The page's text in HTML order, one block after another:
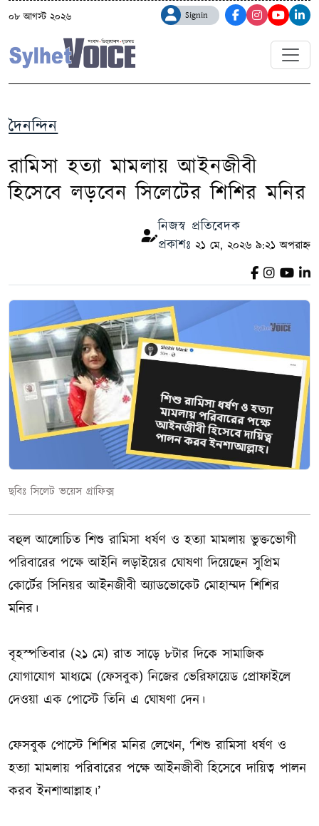
০৮ আগস্ট ২০২৬ Signin
দৈনন্দিন
রামিসা হত্যা মামলায় আইনজীবী
হিসেবে লড়বেন সিলেটের শিশির মনির
নিজস্ব প্রতিবেদক
প্রকাশঃ ২১ মে, ২০২৬ ৯:২১ অপরাহ্ন
ছবিঃ সিলেট ভয়েস গ্রাফিক্স
বহুল আলোচিত শিশু রামিসা ধর্ষণ ও হত্যা মামলায় ভুক্তভোগী
পরিবারের পক্ষে আইনি লড়াইয়ের ঘোষণা দিয়েছেন সুপ্রিম
কোর্টের সিনিয়র আইনজীবী অ্যাডভোকেট মোহাম্মদ শিশির
মনির।
বৃহস্পতিবার (২১ মে) রাত সাড়ে ৮টার দিকে সামাজিক
যোগাযোগ মাধ্যমে (ফেসবুক) নিজের ভেরিফায়েড প্রোফাইলে
দেওয়া এক পোস্টে তিনি এ ঘোষণা দেন।
ফেসবুক পোস্টে শিশির মনির লেখেন, ‘শিশু রামিসা ধর্ষণ ও
হত্যা মামলায় পরিবারের পক্ষে আইনজীবী হিসেবে দায়িত্ব পালন
করব ইনশাআল্লাহ।’